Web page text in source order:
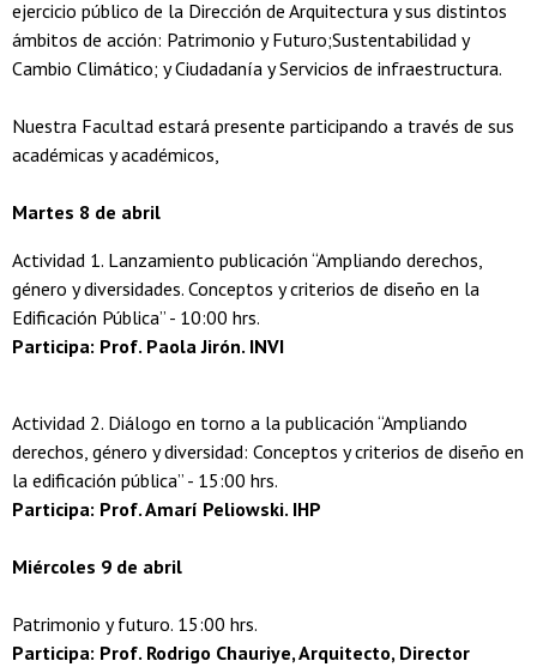
ejercicio público de la Dirección de Arquitectura y sus distintos
ámbitos de acción: Patrimonio y Futuro;Sustentabilidad y
Cambio Climático; y Ciudadanía y Servicios de infraestructura.
Nuestra Facultad estará presente participando a través de sus
académicas y académicos,
Martes 8 de abril
Actividad 1. Lanzamiento publicación “Ampliando derechos,
género y diversidades. Conceptos y criterios de diseño en la
Edificación Pública” - 10:00 hrs.
Participa: Prof. Paola Jirón. INVI
Actividad 2. Diálogo en torno a la publicación “Ampliando
derechos, género y diversidad: Conceptos y criterios de diseño en
la edificación pública” - 15:00 hrs.
Participa: Prof. Amarí Peliowski. IHP
Miércoles 9 de abril
Patrimonio y futuro. 15:00 hrs.
Participa: Prof. Rodrigo Chauriye, Arquitecto, Director